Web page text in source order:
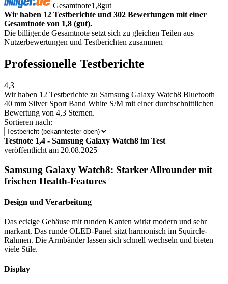
Gesamtnote1,8gut
Wir haben 12 Testberichte und 302 Bewertungen mit einer
Gesamtnote von 1,8 (gut).
Die billiger.de Gesamtnote setzt sich zu gleichen Teilen aus
Nutzerbewertungen und Testberichten zusammen
Professionelle Testberichte
4,3
Wir haben 12 Testberichte zu Samsung Galaxy Watch8 Bluetooth
40 mm Silver Sport Band White S/M mit einer durchschnittlichen
Bewertung von 4,3 Sternen.
Sortieren nach:
Testnote 1,4 - Samsung Galaxy Watch8 im Test
veröffentlicht am 20.08.2025
Samsung Galaxy Watch8: Starker Allrounder mit
frischen Health-Features
Design und Verarbeitung
Das eckige Gehäuse mit runden Kanten wirkt modern und sehr
markant. Das runde OLED-Panel sitzt harmonisch im Squircle-
Rahmen. Die Armbänder lassen sich schnell wechseln und bieten
viele Stile.
Display